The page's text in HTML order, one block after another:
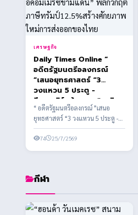
เศรษฐกิจ
Daily Times Online “
อดีตรัฐมนตรีอลงกรณ์
”เสนอยุทธศาสตร์ “3
วงแหวน 5 ประตู -
อีคอมเมิร์ซข้ามแดน” พลิก
วิกฤตภาษีทรัมป์12.5%สร้าง
ศักยภาพใหม่การส่งออกของ
ไทย
“ อดีตรัฐมนตรีอลงกรณ์ ”เสนอ
ยุทธศาสตร์ “3 วงแหวน 5 ประตู -
อีคอมเมิร์ซข้ามแดน” พลิกวิกฤต
ภาษีทรัมป์12...
74 25/7/2569
กีฬา